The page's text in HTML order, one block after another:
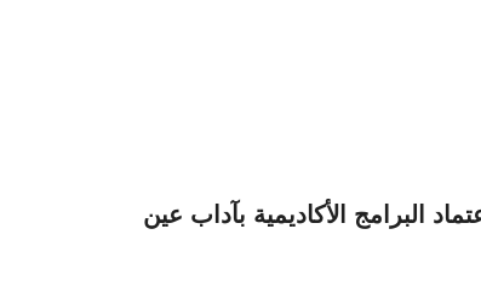
البرامج الأكاديمية بآداب عين